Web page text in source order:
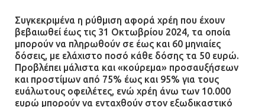
Συγκεκριμένα η ρύθμιση αφορά χρέη που έχουν
βεβαιωθεί έως τις 31 Οκτωβρίου 2024, τα οποία
μπορούν να πληρωθούν σε έως και 60 μηνιαίες
δόσεις, με ελάχιστο ποσό κάθε δόσης τα 50 ευρώ.
Προβλέπει μάλιστα και «κούρεμα» προσαυξήσεων
και προστίμων από 75% έως και 95% για τους
ευάλωτους οφειλέτες, ενώ χρέη άνω των 10.000
ευρώ μπορούν να ενταχθούν στον εξωδικαστικό